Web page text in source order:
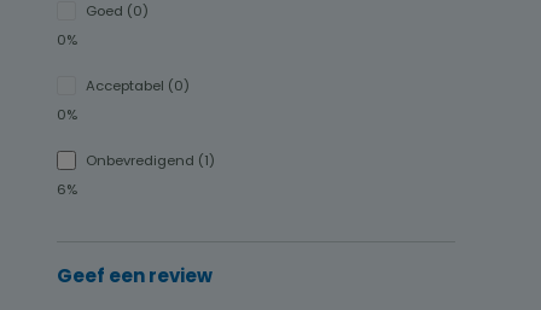
Goed (0)
0%
Acceptabel (0)
0%
Onbevredigend (1)
6%
Geef een review